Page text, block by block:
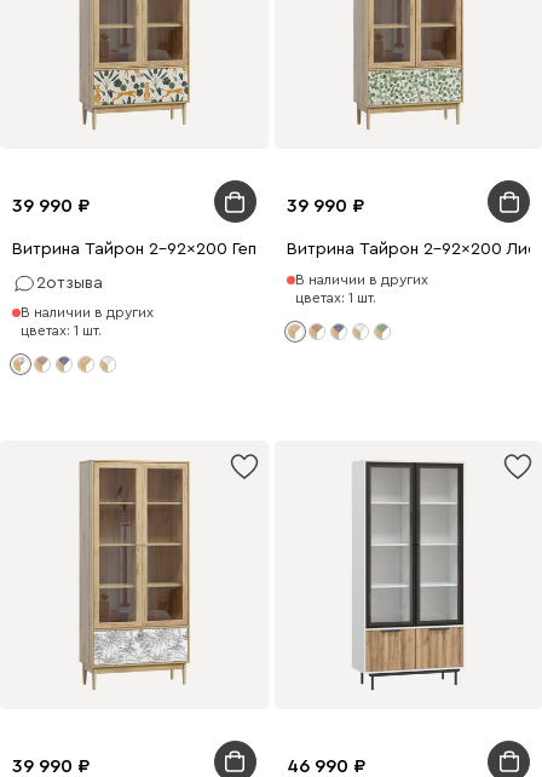
39 990
Витрина Тайрон 2-92x200 Гепард
2отзыва
В наличии в других
цветах: 1 шт.
39 990
Витрина Тайрон 2-92x200
В наличии в других
цветах: 1 шт.
39 990 46 990